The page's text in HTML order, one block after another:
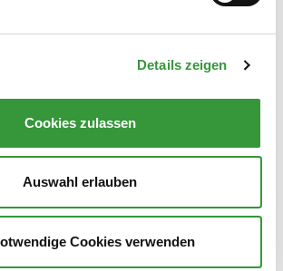
Details zeigen
Cookies zulassen
Auswahl erlauben
Cookies verwenden
Anlegen leicht, Abnehmen
1-6 8-14 15-21 22-28 29-35
>>